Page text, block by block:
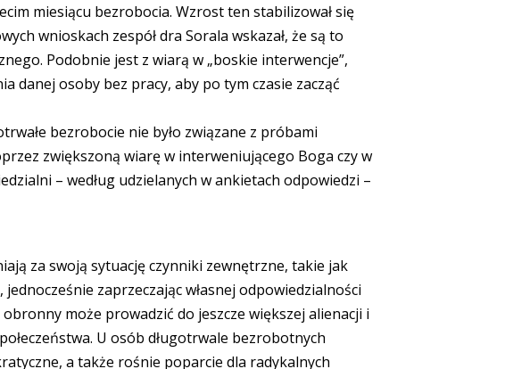
miesiącu bezrobocia. Wzrost ten stabilizował się
wnioskach zespół dra Sorala wskazał, że są to
Podobnie jest z wiarą w „boskie interwencje”,
danej osoby bez pracy, aby po tym czasie zacząć
bezrobocie nie było związane z próbami
zwiększoną wiarę w interweniującego Boga czy w
– według udzielanych w ankietach odpowiedzi –
za swoją sytuację czynniki zewnętrzne, takie jak
zaprzeczając własnej odpowiedzialności
może prowadzić do jeszcze większej alienacji i
U osób długotrwale bezrobotnych
a także rośnie poparcie dla radykalnych